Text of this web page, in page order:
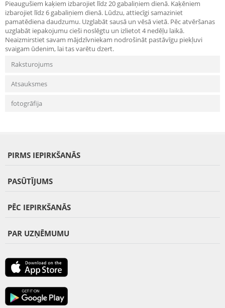
Pieaugušiem kaķiem izbarojiet līdz 20 gabaliņiem dienā. Kaķēniem
izbarojiet līdz 6 gabaliņiem dienā. Lūdzu, attiecīgi samaziniet
pamatēdiena daudzumu. Uzglabāt sausā un vēsā vietā. Pēc atvēršanas
uzglabāt iepakojumu cieši noslēgtu un izlietot 4 nedēļu laikā.
Neaizmirstiet savam mājdzīvniekam nodrošināt pastāvīgu piekļuvi
svaigam ūdenim, lai tas varētu dzert.
Raksturojums
Atsauksmes
fotogrāfija
PIRMS IEPIRKŠANĀS
PASŪTĪJUMS
PĒC IEPIRKŠANĀS
PAR UZŅĒMUMU